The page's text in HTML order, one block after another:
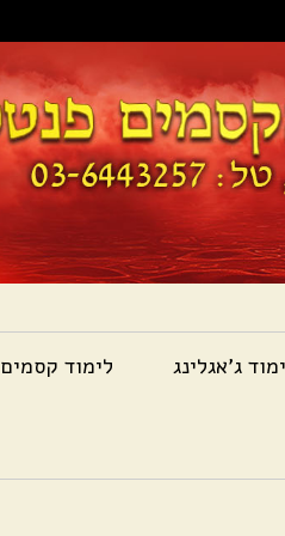
ג'אגלינג לימוד קסמים